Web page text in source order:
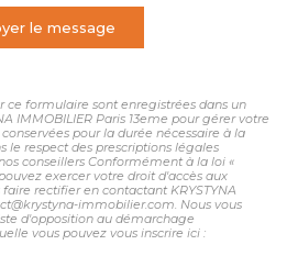
le message
ce formulaire sont enregistrées dans un
IMMOBILIER Paris 13eme pour gérer votre
pour la durée nécessaire à la
le respect des prescriptions légales
conseillers Conformément à la loi «
exercer votre droit d'accès aux
rectifier en contactant KRYSTYNA
immobilier.com. Nous vous
d'opposition au démarchage
vous pouvez vous inscrire ici :